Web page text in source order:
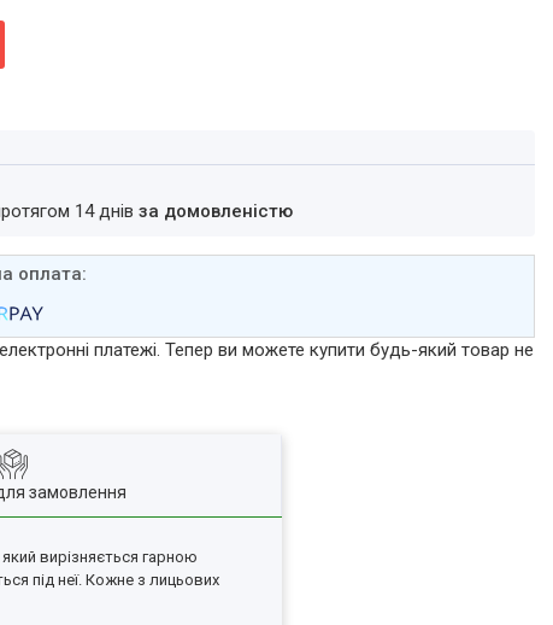
14 днівза домовленістю
платежі. Тепер ви можете купити будь-який товар не
замовлення
вирізняється гарною
під неї. Кожне з лицьових